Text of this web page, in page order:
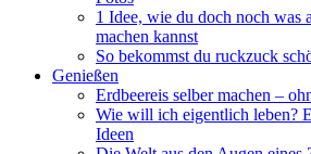
1 Idee, wie du doch noch was
machen kannst
So bekommst du ruckzuck
Genießen
Erdbeereis selber machen –
Wie will ich eigentlich leben?
Ideen